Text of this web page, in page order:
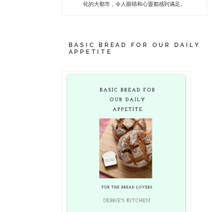
化的大都市，令人眼睛和心靈都感到滿足。
BASIC BREAD FOR OUR DAILY
APPETITE